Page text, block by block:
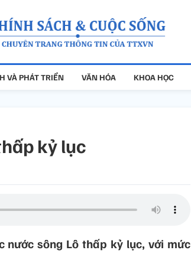
VÀ PHÁT TRIỂN VĂN HÓA KHOA HỌC
kỷ lục
nước sông Lô thấp kỷ lục, với mức